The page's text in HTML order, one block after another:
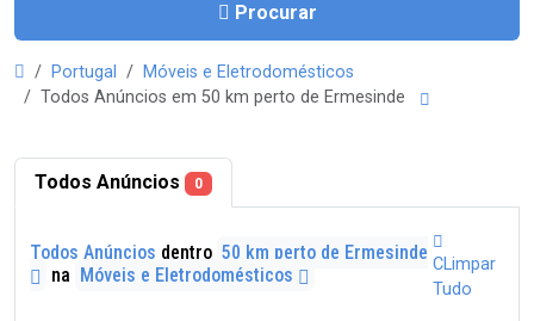
Procurar
Portugal
Móveis e Eletrodomésticos
Todos Anúncios em 50 km perto de Ermesinde
Todos Anúncios 0
Todos Anúncios dentro 50 km perto de Ermesinde
na Móveis e Eletrodomésticos
CLimpar
Tudo